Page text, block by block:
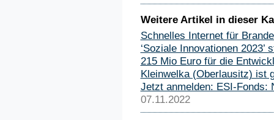
Weitere Artikel in dieser
Schnelles Internet für
‘Soziale Innovationen 2023’
215 Mio Euro für die
Kleinwelka (Oberlausitz) ist
Jetzt anmelden: ESI-Fonds:
07.11.2022